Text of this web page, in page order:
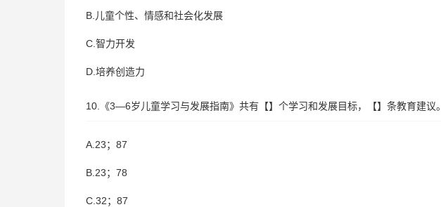
B.儿童个性、情感和社会化发展
C.智力开发
D.培养创造力
10.《3—6岁儿童学习与发展指南》共有【】个学习和发展目标，【】条教育建议。
A.23；87
B.23；78
C.32；87